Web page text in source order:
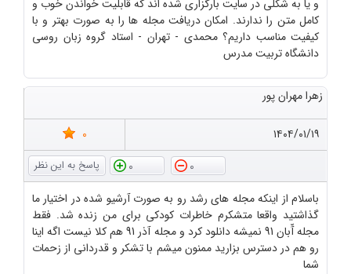
و یا به شکلی در سایت بارگزاری شده اند که قابلیت خواندن خوب و
کامل متن را ندارند. امکان دریافت مجله ها را به صورت بهتر و با
کیفیت مناسب داریم؟ محمدی - تهران - استاد گروه زبان روسی
دانشگاه تربیت مدرس
زهرا مهران پور
۱۴۰۴/۰۱/۱۹
0
0
0
باسلام از اینکه مجله های رشد رو به صورت آرشیو شده در اختیار ما
گذاشتید واقعا متشکرم خاطرات کودکی برای من زنده شد. فقط
مجله آّبان 91 نمیشه دانلود کرد و مجله آذر 91 هم کلا نیست اگه اینا
رو هم در دسترس بزارید ممنون میشم با تشکر و قدردانی از زحمات
شما